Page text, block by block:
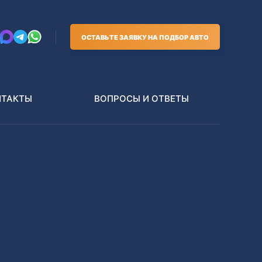
ОСТАВЬТЕ ЗАЯВКУ НА ПОДБОР АВТО
ВОПРОСЫ И ОТВЕТЫ